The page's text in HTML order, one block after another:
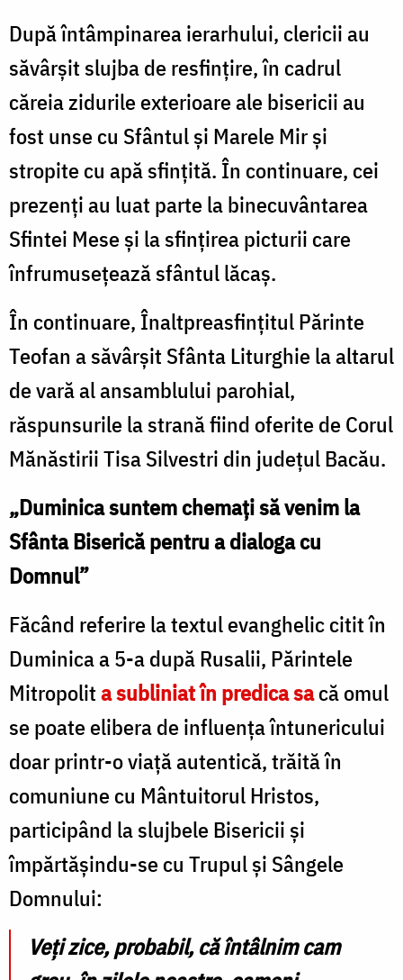
După întâmpinarea ierarhului, clericii au
săvârșit slujba de resfințire, în cadrul
căreia zidurile exterioare ale bisericii au
fost unse cu Sfântul și Marele Mir și
stropite cu apă sfințită. În continuare, cei
prezenți au luat parte la binecuvântarea
Sfintei Mese și la sfințirea picturii care
înfrumusețează sfântul lăcaș.
În continuare, Înaltpreasfințitul Părinte
Teofan a săvârșit Sfânta Liturghie la altarul
de vară al ansamblului parohial,
răspunsurile la strană fiind oferite de Corul
Mănăstirii Tisa Silvestri din județul Bacău.
„Duminica suntem chemați să venim la
Sfânta Biserică pentru a dialoga cu
Domnul”
Făcând referire la textul evanghelic citit în
Duminica a 5-a după Rusalii, Părintele
Mitropolita subliniat în predica sacă omul
se poate elibera de influența întunericului
doar printr-o viață autentică, trăită în
comuniune cu Mântuitorul Hristos,
participând la slujbele Bisericii și
împărtășindu-se cu Trupul și Sângele
Domnului:
Veți zice, probabil, că întâlnim cam